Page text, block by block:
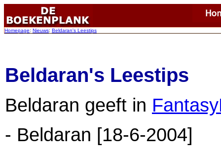
Homepage: Nieuws: Beldaran's Leestips
Beldaran's Leestips
Beldaran geeft in
- Beldaran [18-6-2004]